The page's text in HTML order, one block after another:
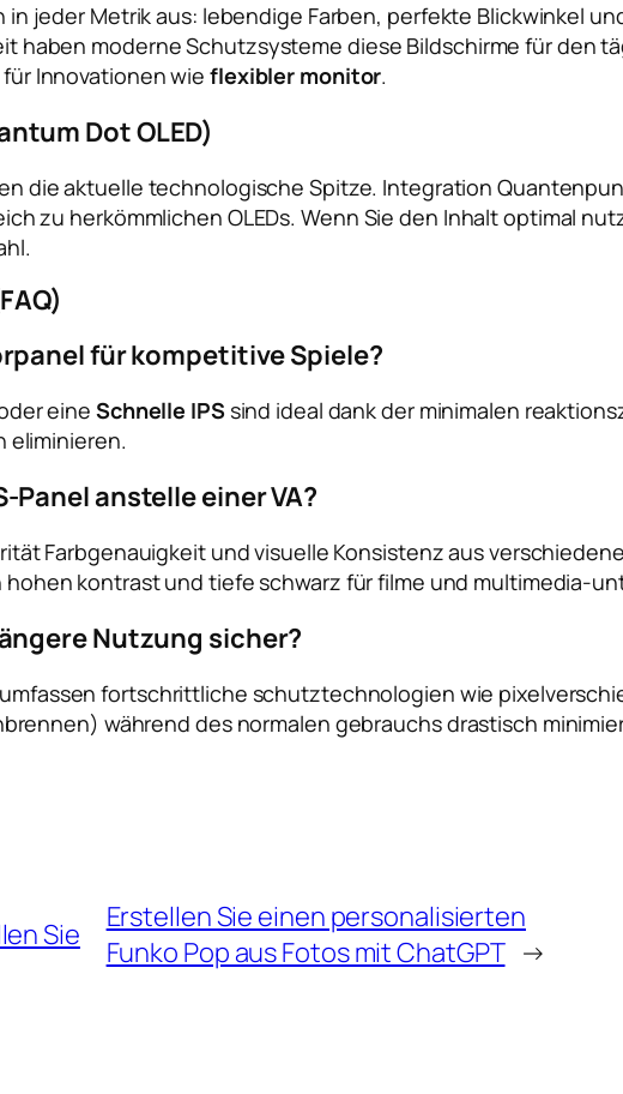
in jeder Metrik aus: lebendige Farben, perfekte Blickwinkel
haben moderne Schutzsysteme diese Bildschirme für den
Innovationen wie flexibler monitor.
Dot OLED)
die aktuelle technologische Spitze. Integration
zu herkömmlichen OLEDs. Wenn Sie den Inhalt optimal
für kompetitive Spiele?
eine Schnelle IPSsind ideal dank der minimalen
eliminieren.
Panel anstelle einer VA?
Farbgenauigkeit und visuelle Konsistenz aus
kontrast und tiefe schwarz für filme und multimedia-
Nutzung sicher?
umfassen fortschrittliche schutztechnologien wie
während des normalen gebrauchs drastisch
Sie
Erstellen Sie einen personalisierten
Funko Pop aus Fotos mit ChatGPT →